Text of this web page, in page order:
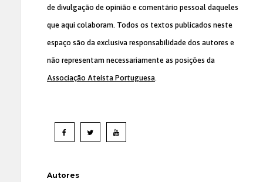
de divulgação de opinião e comentário pessoal daqueles
que aqui colaboram. Todos os textos publicados neste
espaço são da exclusiva responsabilidade dos autores e
não representam necessariamente as posições da
Associação Ateísta Portuguesa.
Autores